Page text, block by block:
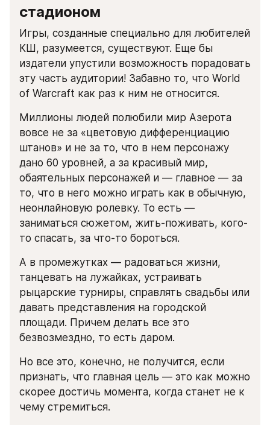
стадионом
Игры, созданные специально для любителей
КШ, разумеется, существуют. Еще бы
издатели упустили возможность порадовать
эту часть аудитории! Забавно то, что World
of Warcraft как раз к ним не относится.
Миллионы людей полюбили мир Азерота
вовсе не за «цветовую дифференциацию
штанов» и не за то, что в нем персонажу
дано 60 уровней, а за красивый мир,
обаятельных персонажей и — главное — за
то, что в него можно играть как в обычную,
неонлайновую ролевку. То есть —
заниматься сюжетом, жить-поживать, кого-
то спасать, за что-то бороться.
А в промежутках — радоваться жизни,
танцевать на лужайках, устраивать
рыцарские турниры, справлять свадьбы или
давать представления на городской
площади. Причем делать все это
безвозмездно, то есть даром.
Но все это, конечно, не получится, если
признать, что главная цель — это как можно
скорее достичь момента, когда станет не к
чему стремиться.